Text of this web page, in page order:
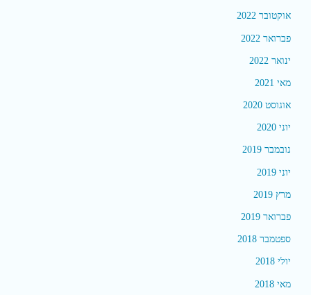
אוקטובר 2022
פברואר 2022
ינואר 2022
מאי 2021
אוגוסט 2020
יוני 2020
נובמבר 2019
יוני 2019
מרץ 2019
פברואר 2019
ספטמבר 2018
יולי 2018
מאי 2018